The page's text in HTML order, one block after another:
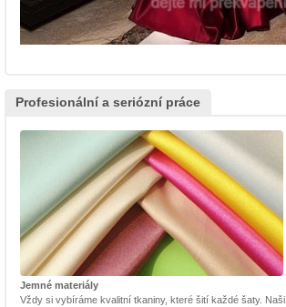
Profesionální a seriózní práce
Jemné materiály
Vždy si vybíráme kvalitní tkaniny, které šití každé šaty. Naši